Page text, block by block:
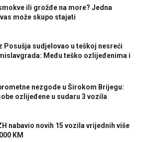
ili grožđe na more? Jedna
može skupo stajati
Posušja sudjelovao u teškoj nesreći
Među teško ozlijeđenima i
nezgode u Širokom Brijegu:
ozlijeđene u sudaru 3 vozila
nabavio novih 15 vozila vrijednih više
KM